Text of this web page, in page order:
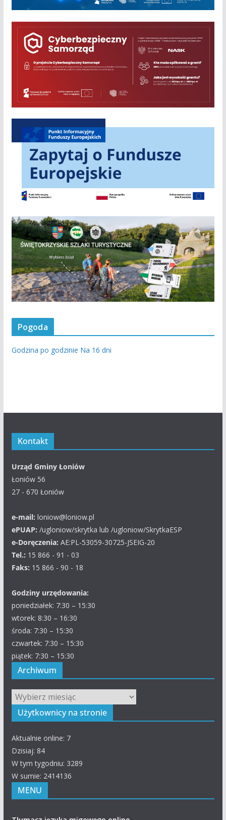
Pogoda
Godzina po godzinie Na 16 dni
Kontakt
Urząd Gminy Łoniów
Łoniów 56
27 - 670 Łoniów
e-mail: loniow@loniow.pl
ePUAP: /ugloniow/skrytka lub /ugloniow/SkrytkaESP
e-Doręczenia: AE:PL-53059-30725-JSEIG-20
Tel.: 15 866 - 91 - 03
Faks: 15 866 - 90 - 18
Godziny urzędowania:
poniedziałek: 7:30 – 15:30
wtorek: 8:30 – 16:30
środa: 7:30 – 15:30
czwartek: 7:30 – 15:30
piątek: 7:30 – 15:30
Archiwum
Archiwum
Użytkownicy na stronie
Aktualnie online: 7
Dzisiaj: 84
W tym tygodniu: 3289
W sumie: 2414136
MENU